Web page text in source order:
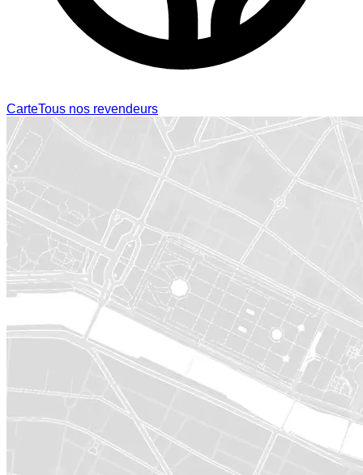
CarteTous nos revendeurs